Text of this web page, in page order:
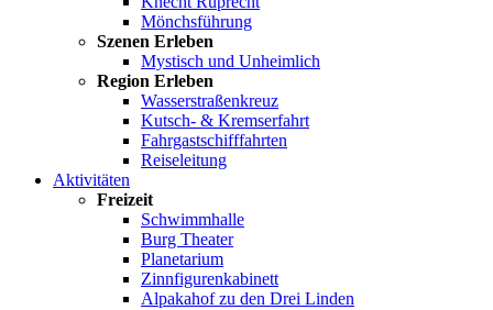
Mönchsführung
Szenen Erleben
Mystisch und Unheimlich
Region Erleben
Wasserstraßenkreuz
Kutsch- & Kremserfahrt
Fahrgastschifffahrten
Reiseleitung
Aktivitäten
Freizeit
Schwimmhalle
Burg Theater
Planetarium
Zinnfigurenkabinett
Alpakahof zu den Drei Linden